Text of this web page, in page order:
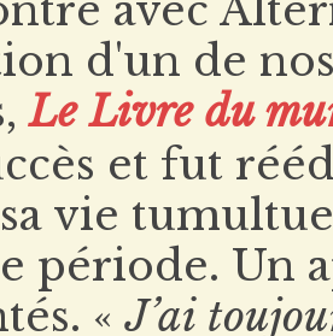
d'un de
Le Livre du
et fut
vie
période. Un
«J’ai